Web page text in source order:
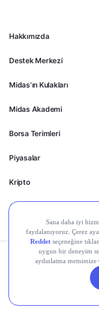
Hakkımızda
Destek Merkezi
Midas'ın Kulakları
Midas Akademi
Borsa Terimleri
Piyasalar
Kripto
Ayrıcalıklar
Kişisel Verilerin